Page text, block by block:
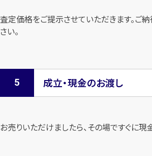
査定価格をご提示させていただきます。ご
さい。
成立・現金のお渡し
お売りいただけましたら、その場ですぐに現